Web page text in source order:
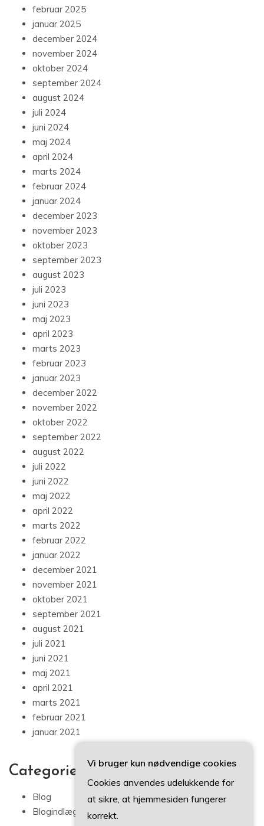
februar 2025
januar 2025
december 2024
november 2024
oktober 2024
september 2024
august 2024
juli 2024
juni 2024
maj 2024
april 2024
marts 2024
februar 2024
januar 2024
december 2023
november 2023
oktober 2023
september 2023
august 2023
juli 2023
juni 2023
maj 2023
april 2023
marts 2023
februar 2023
januar 2023
december 2022
november 2022
oktober 2022
september 2022
august 2022
juli 2022
juni 2022
maj 2022
april 2022
marts 2022
februar 2022
januar 2022
december 2021
november 2021
oktober 2021
september 2021
august 2021
juli 2021
juni 2021
maj 2021
april 2021
marts 2021
februar 2021
januar 2021
Categories
Blog
Blogindlæg
Vi bruger kun nødvendige cookies
Cookies anvendes udelukkende for
at sikre, at hjemmesiden fungerer
korrekt.